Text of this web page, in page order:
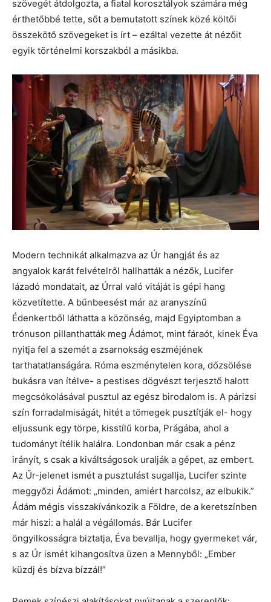
szövegét átdolgozta, a fiatal korosztályok számára még
érthetőbbé tette, sőt a bemutatott színek közé költői
összekötő szövegeket is írt – ezáltal vezette át nézőit
egyik történelmi korszakból a másikba.
Modern technikát alkalmazva az Úr hangját és az
angyalok karát felvételről hallhatták a nézők, Lucifer
lázadó mondatait, az Úrral való vitáját is gépi hang
közvetítette. A bűnbeesést már az aranyszínű
Édenkertből láthatta a közönség, majd Egyiptomban a
trónuson pillanthatták meg Ádámot, mint fáraót, kinek Éva
nyitja fel a szemét a zsarnokság eszméjének
tarthatatlanságára. Róma eszménytelen kora, dőzsölése
bukásra van ítélve- a pestises dögvészt terjesztő halott
megcsókolásával pusztul az egész birodalom is. A párizsi
szín forradalmiságát, hitét a tömegek pusztítják el- hogy
eljussunk egy törpe, kisstílű korba, Prágába, ahol a
tudományt ítélik halálra. Londonban már csak a pénz
irányít, s csak a kiváltságosok uralják a gépet, az embert.
Az Űr-jelenet ismét a pusztulást sugallja, Lucifer szinte
meggyőzi Ádámot: „minden, amiért harcolsz, az elbukik.”
Ádám mégis visszakívánkozik a Földre, de a keretszínben
már hiszi: a halál a végállomás. Bár Lucifer
öngyilkosságra biztatja, Éva bevallja, hogy gyermeket vár,
s az Úr ismét kihangosítva üzen a Mennyből: „Ember
küzdj és bízva bízzál!”